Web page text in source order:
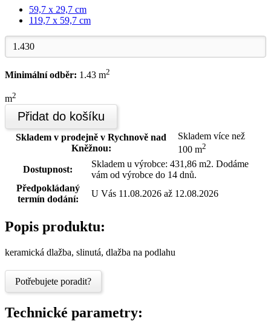
59,7 x 29,7 cm
119,7 x 59,7 cm
Minimální odběr: 1.43 m2
m2
Přidat do košíku
Skladem v prodejně v Rychnově nad
Kněžnou:
Skladem více než
100 m2
Dostupnost:
Skladem u výrobce: 431,86 m2. Dodáme
vám od výrobce do 14 dnů.
Předpokládaný
termín dodání:
U Vás 11.08.2026 až 12.08.2026
Popis produktu:
keramická dlažba, slinutá, dlažba na podlahu
Potřebujete poradit?
Technické parametry: